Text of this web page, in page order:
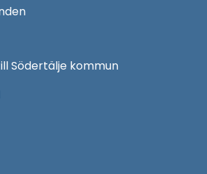
Södertälje kommun
Öppna